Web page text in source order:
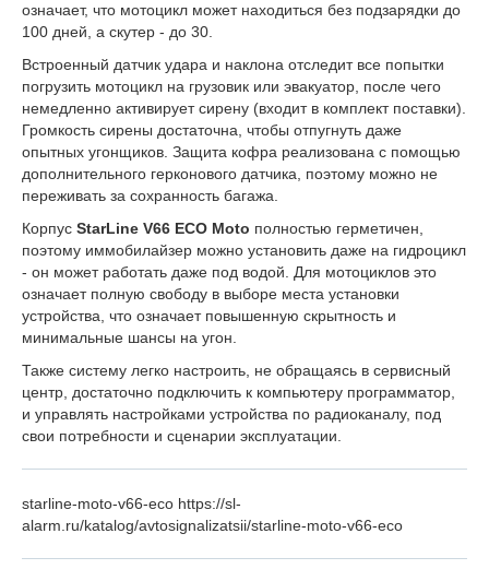
означает, что мотоцикл может находиться без подзарядки до
100 дней, а скутер - до 30.
Встроенный датчик удара и наклона отследит все попытки
погрузить мотоцикл на грузовик или эвакуатор, после чего
немедленно активирует сирену (входит в комплект поставки).
Громкость сирены достаточна, чтобы отпугнуть даже
опытных угонщиков. Защита кофра реализована с помощью
дополнительного герконового датчика, поэтому можно не
переживать за сохранность багажа.
Корпус StarLine V66 ECO Moto полностью герметичен,
поэтому иммобилайзер можно установить даже на гидроцикл
- он может работать даже под водой. Для мотоциклов это
означает полную свободу в выборе места установки
устройства, что означает повышенную скрытность и
минимальные шансы на угон.
Также систему легко настроить, не обращаясь в сервисный
центр, достаточно подключить к компьютеру программатор,
и управлять настройками устройства по радиоканалу, под
свои потребности и сценарии эксплуатации.
starline-moto-v66-eco https://sl-
alarm.ru/katalog/avtosignalizatsii/starline-moto-v66-eco